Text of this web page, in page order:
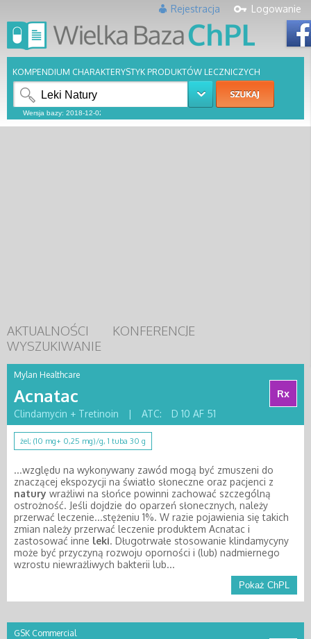
Logowanie
Rejestracja
KOMPENDIUM CHARAKTERYSTYK PRODUKTÓW LECZNICZYCH
AKTUALNOŚCI
KONFERENCJE
WYSZUKIWANIE
Mylan Healthcare
Acnatac
Rx
Clindamycin + Tretinoin
| ATC: D 10 AF 51
żel; (10 mg+ 0,25 mg)/g, 1 tuba 30 g
...względu na wykonywany zawód mogą być zmuszeni do
znaczącej ekspozycji na światło słoneczne oraz pacjenci z
natury wrażliwi na słońce powinni zachować szczególną
ostrożność. Jeśli dojdzie do oparzeń słonecznych, należy
przerwać leczenie...stężeniu 1%. W razie pojawienia się takich
zmian należy przerwać leczenie produktem Acnatac i
zastosować inne leki. Długotrwałe stosowanie klindamycyny
może być przyczyną rozwoju oporności i (lub) nadmiernego
wzrostu niewrażliwych bakterii lub...
Pokaż ChPL
GSK Commercial